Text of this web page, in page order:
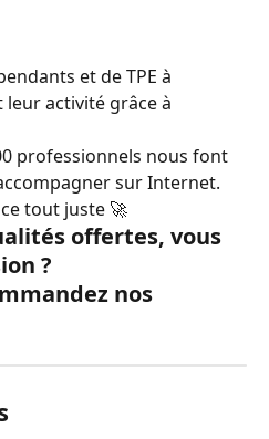
et de TPE à
activité grâce à
professionnels nous font
sur Internet.
tout juste 🚀
offertes, vous
?
nos